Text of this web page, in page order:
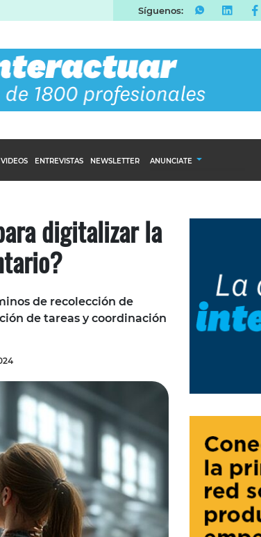
Síguenos:
VIDEOS ENTREVISTAS NEWSLETTER ANUNCIATE
Email Marketing
digitalizar la
de recolección de
de tareas y coordinación